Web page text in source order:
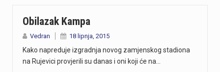
Obilazak Kampa
Vedran 18 lipnja, 2015
Kako napreduje izgradnja novog zamjenskog stadiona
na Rujevici provjerili su danas i oni koji će na…